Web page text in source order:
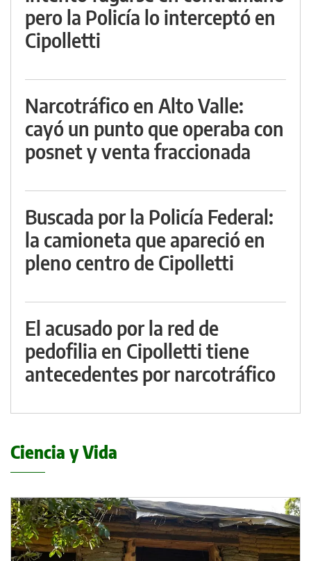
pero la Policía lo interceptó en
Cipolletti
Narcotráfico en Alto Valle:
cayó un punto que operaba con
posnet y venta fraccionada
Buscada por la Policía Federal:
la camioneta que apareció en
pleno centro de Cipolletti
El acusado por la red de
pedofilia en Cipolletti tiene
antecedentes por narcotráfico
Ciencia y Vida